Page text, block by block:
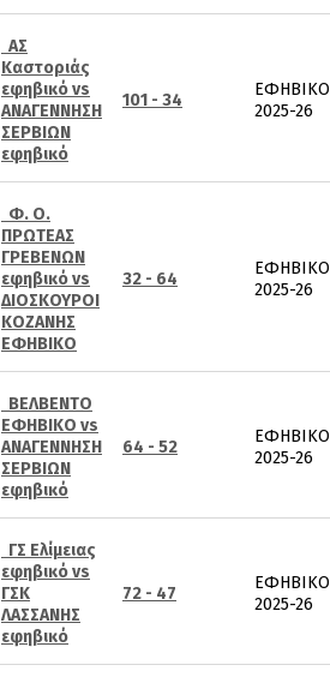
ΑΣ
Καστοριάς
εφηβικό vs
ΑΝΑΓΕΝΝΗΣΗ
ΣΕΡΒΙΩΝ
εφηβικό
101 - 34
ΕΦΗΒΙΚΟ
2025-26
Φ. Ο.
ΠΡΩΤΕΑΣ
ΓΡΕΒΕΝΩΝ
εφηβικό vs
ΔΙΟΣΚΟΥΡΟΙ
ΚΟΖΑΝΗΣ
ΕΦΗΒΙΚΟ
32 - 64
ΕΦΗΒΙΚΟ
2025-26
ΒΕΛΒΕΝΤΟ
ΕΦΗΒΙΚΟ vs
ΑΝΑΓΕΝΝΗΣΗ
ΣΕΡΒΙΩΝ
εφηβικό
64 - 52
ΕΦΗΒΙΚΟ
2025-26
ΓΣ Ελίμειας
εφηβικό vs
ΓΣΚ
ΛΑΣΣΑΝΗΣ
εφηβικό
72 - 47
ΕΦΗΒΙΚΟ
2025-26